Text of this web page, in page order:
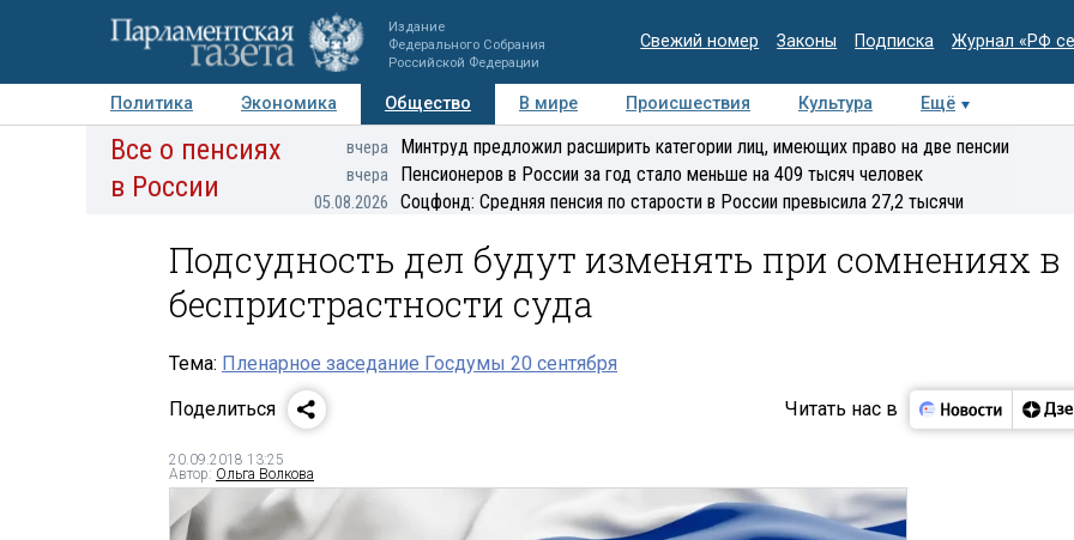
Издание
Федерального Собрания
Российской Федерации
Свежий номер Законы Подписка Журнал «РФ
Политика Экономика Общество В мире Происшествия Культура
Ещё
Авторы Персоны Мнения Регионы Медиацентр Интервью Колумнисты
Все о пенсиях
в России
вчера Минтруд предложил расширить категории лиц, имеющих право на две пенсии
вчера Пенсионеров в России за год стало меньше на 409 тысяч человек
05.08.2026 Соцфонд: Средняя пенсия по старости в России превысила 27,2 тысячи
Подсудность дел будут изменять при сомнениях в
беспристрастности суда
Тема: Пленарное заседание Госдумы 20 сентября
Поделиться
Читать нас в
20.09.2018 13:25
Автор: Ольга Волкова